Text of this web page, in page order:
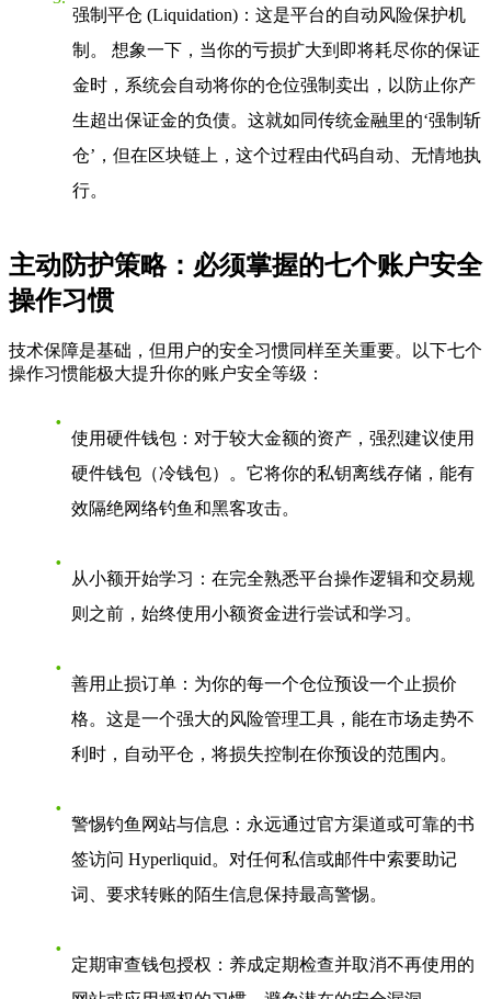
强制平仓 (Liquidation) ：这是平台的自动风险保护机
制。 想象一下，当你的亏损扩大到即将耗尽你的保证
金时，系统会自动将你的仓位强制卖出，以防止你产
生超出保证金的负债。这就如同传统金融里的‘强制斩
仓’，但在区块链上，这个过程由代码自动、无情地执
行。
主动防护策略：必须掌握的七个账户安全
操作习惯
技术保障是基础，但用户的安全习惯同样至关重要。以下七个
操作习惯能极大提升你的账户安全等级：
使用硬件钱包 ：对于较大金额的资产，强烈建议使用
硬件钱包（冷钱包）。它将你的私钥离线存储，能有
效隔绝网络钓鱼和黑客攻击。
从小额开始学习 ：在完全熟悉平台操作逻辑和交易规
则之前，始终使用小额资金进行尝试和学习。
善用止损订单 ：为你的每一个仓位预设一个止损价
格。这是一个强大的风险管理工具，能在市场走势不
利时，自动平仓，将损失控制在你预设的范围内。
警惕钓鱼网站与信息 ：永远通过官方渠道或可靠的书
签访问 Hyperliquid。对任何私信或邮件中索要助记
词、要求转账的陌生信息保持最高警惕。
定期审查钱包授权 ：养成定期检查并取消不再使用的